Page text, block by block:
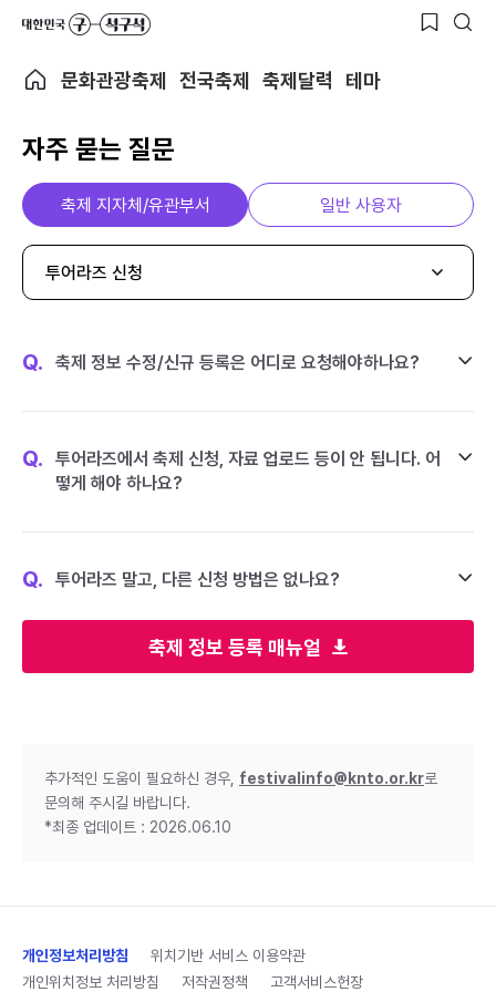
문화관광축제 전국축제 축제달력 테마
자주 묻는 질문
축제 정보 등록 매뉴얼
축제 지자체/유관부서 일반 사용자
투어라즈 신청
Q. 축제 정보 수정/신규 등록은 어디로 요청해야하나요?
Q.
투어라즈에서 축제 신청, 자료 업로드 등이 안 됩니다. 어
떻게 해야 하나요?
Q. 투어라즈 말고, 다른 신청 방법은 없나요?
추가적인 도움이 필요하신 경우, festivalinfo@knto.or.kr로
문의해 주시길 바랍니다.
*최종 업데이트 : 2026.06.10
개인정보처리방침
위치기반 서비스 이용약관
개인위치정보 처리방침
저작권정책 고객서비스헌장